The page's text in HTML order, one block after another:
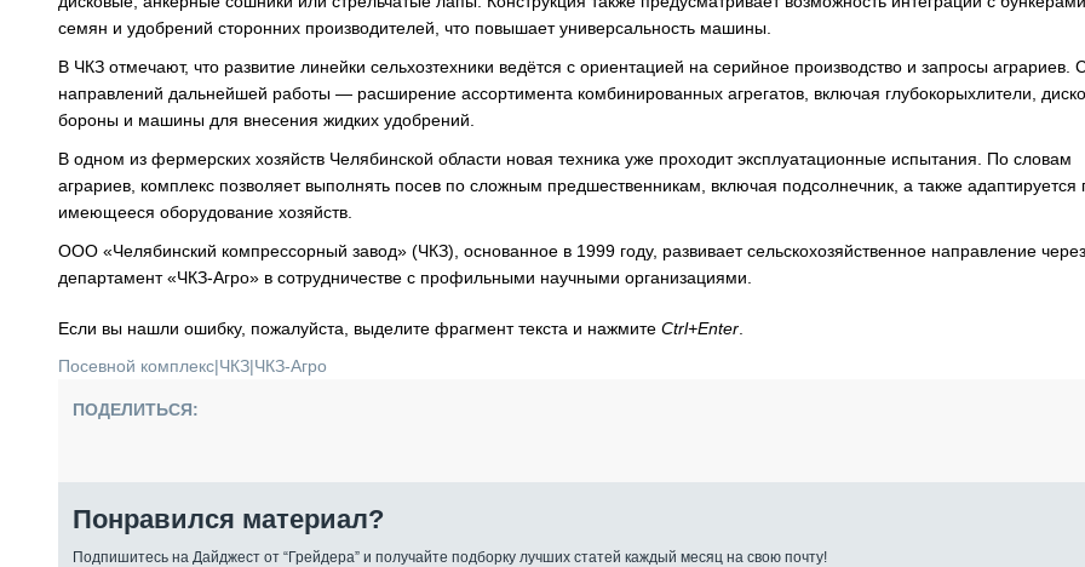
семян и удобрений сторонних производителей, что повышает универсальность машины.
В ЧКЗ отмечают, что развитие линейки сельхозтехники ведётся с ориентацией на серийное производство и запросы аграриев.
направлений дальнейшей работы — расширение ассортимента комбинированных агрегатов, включая глубокорыхлители,
бороны и машины для внесения жидких удобрений.
В одном из фермерских хозяйств Челябинской области новая техника уже проходит эксплуатационные испытания. По словам
аграриев, комплекс позволяет выполнять посев по сложным предшественникам, включая подсолнечник, а также адаптируется
имеющееся оборудование хозяйств.
ООО «Челябинский компрессорный завод» (ЧКЗ), основанное в 1999 году, развивает сельскохозяйственное направление через
департамент «ЧКЗ-Агро» в сотрудничестве с профильными научными организациями.
Если вы нашли ошибку, пожалуйста, выделите фрагмент текста и нажмите Ctrl+Enter
Посевной комплекс|ЧКЗ|ЧКЗ-Агро
ПОДЕЛИТЬСЯ:
Понравился материал?
Подпишитесь на Дайджест от “Грейдера” и получайте подборку лучших статей каждый месяц на свою почту!